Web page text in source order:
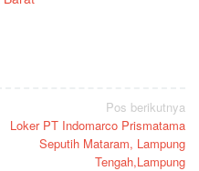
Pos berikutnya
Loker PT Indomarco Prismatama
Seputih Mataram, Lampung
Tengah,Lampung